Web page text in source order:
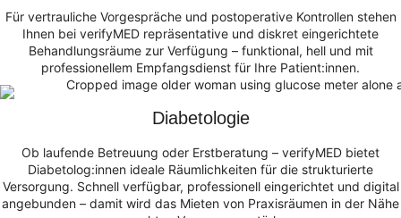
Für vertrauliche Vorgespräche und postoperative Kontrollen stehen
Ihnen bei verifyMED repräsentative und diskret eingerichtete
Behandlungsräume zur Verfügung – funktional, hell und mit
professionellem Empfangsdienst für Ihre Patient:innen.
Diabetologie
Ob laufende Betreuung oder Erstberatung – verifyMED bietet
Diabetolog:innen ideale Räumlichkeiten für die strukturierte
Versorgung. Schnell verfügbar, professionell eingerichtet und digital
angebunden – damit wird das Mieten von Praxisräumen in der Nähe